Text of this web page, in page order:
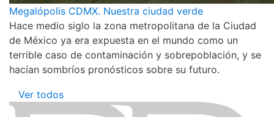
Megalópolis CDMX. Nuestra ciudad verde
Hace medio siglo la zona metropolitana de la Ciudad
de México ya era expuesta en el mundo como un
terrible caso de contaminación y sobrepoblación, y se
hacían sombríos pronósticos sobre su futuro.
Ver todos